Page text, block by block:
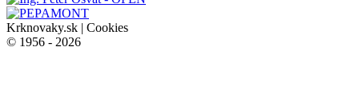
Krknovaky.sk | Cookies
© 1956 - 2026